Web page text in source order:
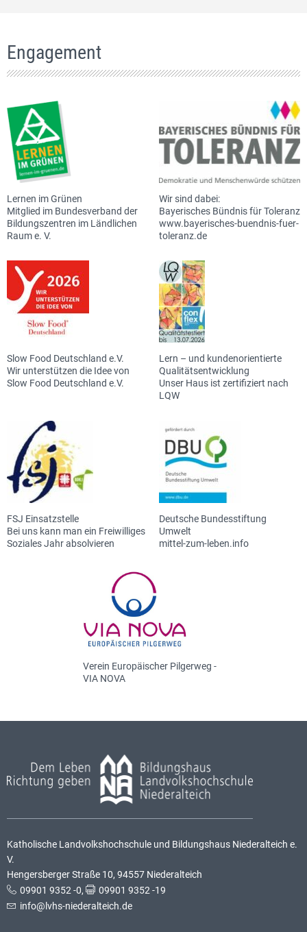
Engagement
Lernen im Grünen
Mitglied im Bundesverband der
Bildungszentren im Ländlichen
Raum e. V.
Wir sind dabei:
Bayerisches Bündnis für Toleranz
www.bayerisches-buendnis-fuer-
toleranz.de
Slow Food Deutschland e.V.
Wir unterstützen die Idee von
Slow Food Deutschland e.V.
Lern – und kundenorientierte
Qualitätsentwicklung
Unser Haus ist zertifiziert nach
LQW
FSJ Einsatzstelle
Bei uns kann man ein Freiwilliges
Soziales Jahr absolvieren
Deutsche Bundesstiftung
Umwelt
mittel-zum-leben.info
Verein Europäischer Pilgerweg -
VIA NOVA
Katholische Landvolkshochschule und Bildungshaus Niederalteich e.
V.
Hengersberger Straße 10, 94557 Niederalteich
09901 9352 -0,
09901 9352 -19
info@lvhs-niederalteich.de